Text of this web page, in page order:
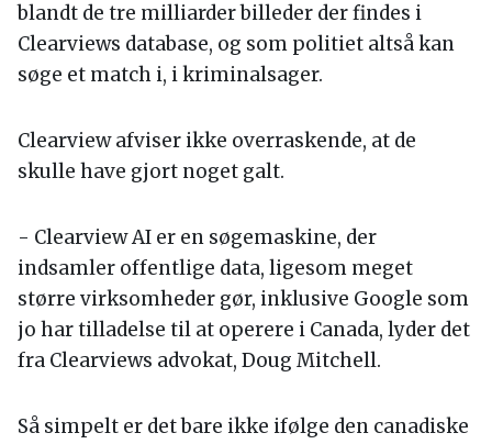
blandt de tre milliarder billeder der findes i
Clearviews database, og som politiet altså kan
søge et match i, i kriminalsager.
Clearview afviser ikke overraskende, at de
skulle have gjort noget galt.
- Clearview AI er en søgemaskine, der
indsamler offentlige data, ligesom meget
større virksomheder gør, inklusive Google som
jo har tilladelse til at operere i Canada, lyder det
fra Clearviews advokat, Doug Mitchell.
Så simpelt er det bare ikke ifølge den canadiske